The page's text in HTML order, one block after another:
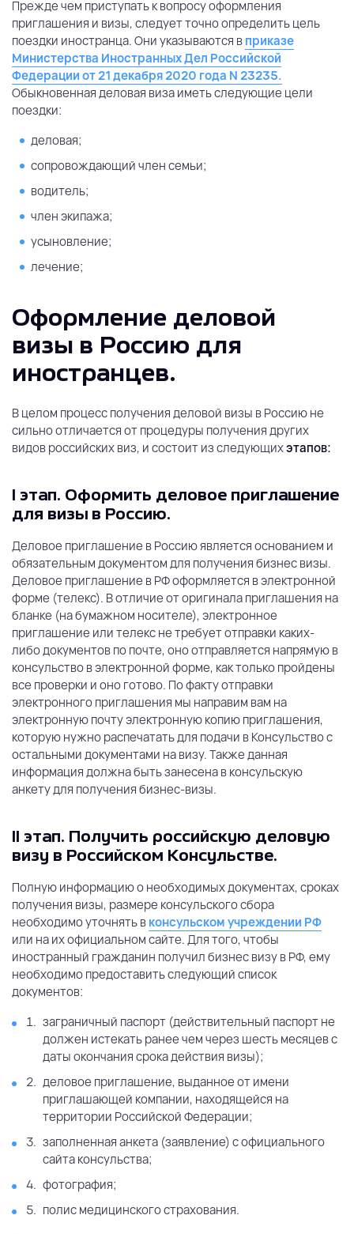
Прежде чем приступать к вопросу оформления
приглашения и визы, следует точно определить цель
поездки иностранца. Они указываются вприказе
Министерства Иностранных Дел Российской
Федерации от 21 декабря 2020 года N 23235.
Обыкновенная деловая виза иметь следующие цели
поездки:
деловая;
сопровождающий член семьи;
водитель;
член экипажа;
усыновление;
лечение;
Оформление деловой
визы в Россию для
иностранцев.
В целом процесс получения деловой визы в Россию не
сильно отличается от процедуры получения других
видов российских виз, и состоит из следующихэтапов:
I этап. Оформить деловое приглашение
для визы в Россию.
Деловое приглашение в Россию является основанием и
обязательным документом для получения бизнес визы.
Деловое приглашение в РФ оформляется в электронной
форме (телекс). В отличие от оригинала приглашения на
бланке (на бумажном носителе), электронное
приглашение или телекс не требует отправки каких-
либо документов по почте, оно отправляется напрямую в
консульство в электронной форме, как только пройдены
все проверки и оно готово. По факту отправки
электронного приглашения мы направим вам на
электронную почту электронную копию приглашения,
которую нужно распечатать для подачи в Консульство с
остальными документами на визу. Также данная
информация должна быть занесена в консульскую
анкету для получения бизнес-визы.
II этап. Получить российскую деловую
визу в Российском Консульстве.
Полную информацию о необходимых документах, сроках
получения визы, размере консульского сбора
необходимо уточнять вконсульском учреждении РФ
или на их официальном сайте. Для того, чтобы
иностранный гражданин получил бизнес визу в РФ, ему
необходимо предоставить следующий список
документов:
заграничный паспорт (действительный паспорт не
должен истекать ранее чем через шесть месяцев с
даты окончания срока действия визы);
деловое приглашение, выданное от имени
приглашающей компании, находящейся на
территории Российской Федерации;
заполненная анкета (заявление) с официального
сайта консульства;
фотография;
полис медицинского страхования.